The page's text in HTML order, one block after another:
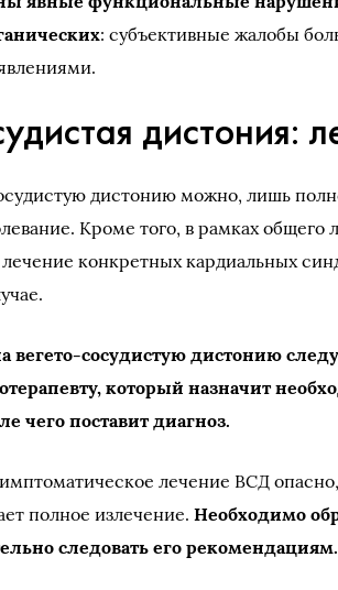
: субъективные жалобы
дистония:
дистонию можно, лишь
Кроме того, в рамках
конкретных кардиальных
вегето-сосудистую дистонию
который назначит
чего поставит диагноз.
лечение ВСД
полное излечение.Необходимо
следовать его рекомендациям.